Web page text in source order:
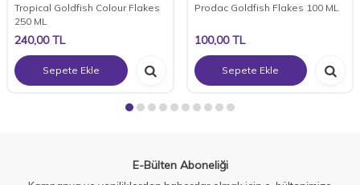
Tropical Goldfish Colour Flakes
250 ML
240,00TL
Sepete Ekle
Prodac Goldfish Flakes 100 ML
100,00TL
Sepete Ekle
E-Bülten Aboneliği